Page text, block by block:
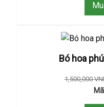
Bó hoa
1,500,000